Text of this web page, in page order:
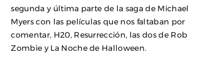
segunda y última parte de la saga de Michael
Myers con las películas que nos faltaban por
comentar, H20, Resurrección, las dos de Rob
Zombie y La Noche de Halloween.